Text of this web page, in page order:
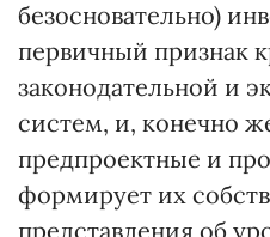
безосновательно)
первичный признак
законодательной и
систем, и, конечно
предпроектные и
формирует их
представления об